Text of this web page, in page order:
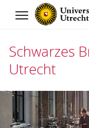
Navigation
Schwarzes
Utrecht
Direct
naar